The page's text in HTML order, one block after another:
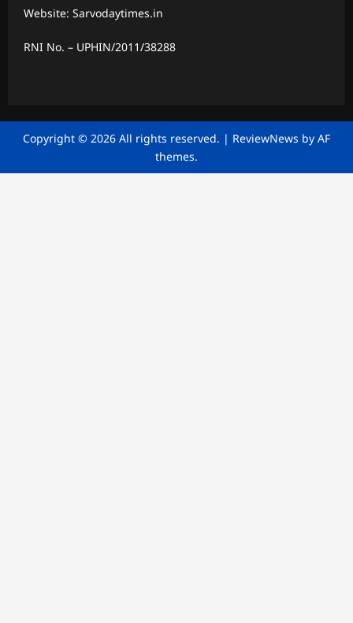
Website: Sarvodaytimes.in
RNI No. – UPHIN/2011/38288
Copyright © 2026 All rights reserved. | ReviewNews by AF
themes.